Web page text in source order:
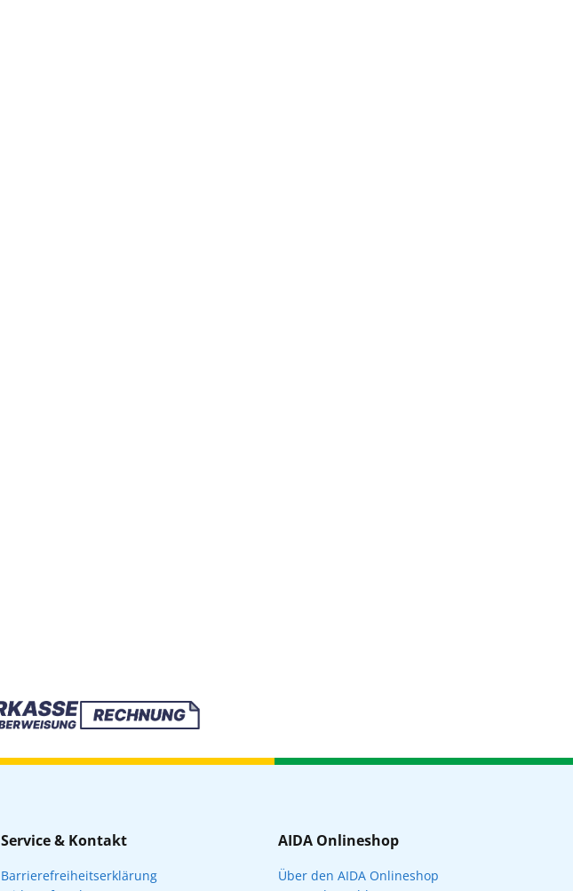
Service & Kontakt
Barrierefreiheitserklärung
AIDA Onlineshop
Über den AIDA Onlineshop